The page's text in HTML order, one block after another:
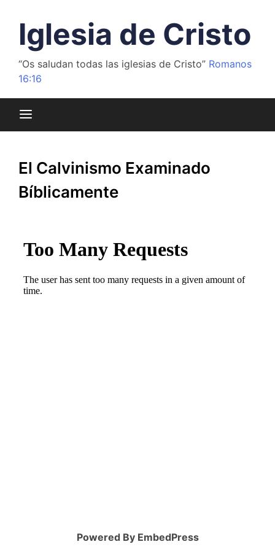
contenidoIglesia de Cristo
“Os saludan todas las iglesias de Cristo” Romanos
16:16
El Calvinismo Examinado
Bíblicamente
Powered By EmbedPress